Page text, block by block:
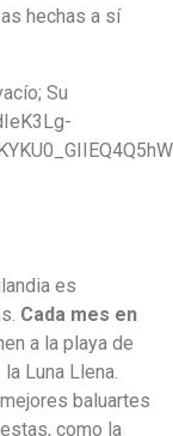
hechas a sí
es
Cada mes en
a la playa de
Luna Llena.
baluartes
como la